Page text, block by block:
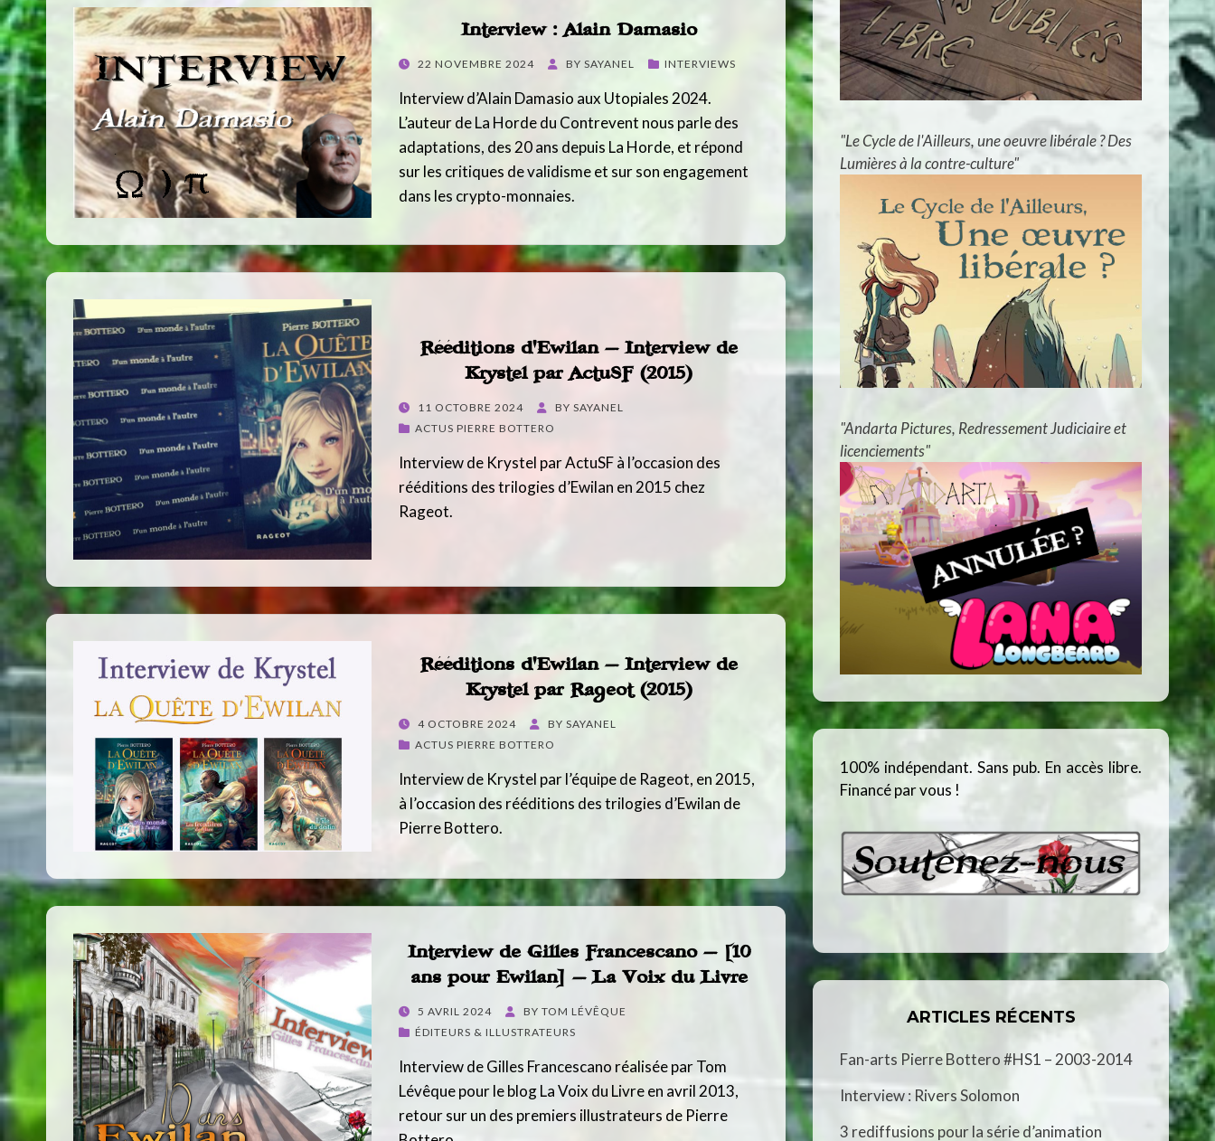
Interview : Alain Damasio
POSTED
22 NOVEMBRE 2024 BY SAYANEL INTERVIEWS
Interview d’Alain Damasio aux Utopiales 2024.
L’auteur de La Horde du Contrevent nous parle des
adaptations, des 20 ans depuis La Horde, et répond
sur les critiques de validisme et sur son engagement
dans les crypto-monnaies.
Rééditions d’Ewilan – Interview de
Krystel par ActuSF (2015)
POSTED
ON
11 OCTOBRE 2024 BY SAYANEL
ACTUS PIERRE BOTTERO
Interview de Krystel par ActuSF à l’occasion des
rééditions des trilogies d’Ewilan en 2015 chez
Rageot.
Rééditions d’Ewilan – Interview de
Krystel par Rageot (2015)
POSTED
ON
4 OCTOBRE 2024 BY SAYANEL
ACTUS PIERRE BOTTERO
Interview de Krystel par l’équipe de Rageot, en 2015,
à l’occasion des rééditions des trilogies d’Ewilan de
Pierre Bottero.
Interview de Gilles Francescano – [10
ans pour Ewilan] – La Voix du Livre
POSTED
ON
5 AVRIL 2024 BY TOM LÉVÊQUE
ÉDITEURS & ILLUSTRATEURS
Interview de Gilles Francescano réalisée par Tom
Lévêque pour le blog La Voix du Livre en avril 2013,
retour sur un des premiers illustrateurs de Pierre
"Le Cycle de l'Ailleurs, une oeuvre libérale ? Des
Lumières à la contre-culture"
"Andarta Pictures, Redressement Judiciaire et
licenciements"
100% indépendant. Sans pub. En accès libre.
Financé par vous !
ARTICLES RÉCENTS
Fan-arts Pierre Bottero #HS1 – 2003-2014
Interview : Rivers Solomon
3 rediffusions pour la série d’animation